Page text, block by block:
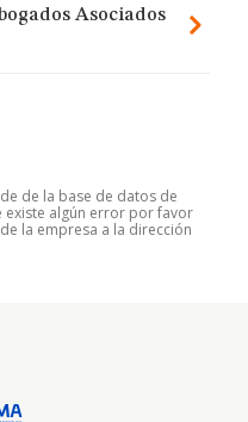
Asociados
de la base de datos de
existe algún error por favor
la empresa a la dirección